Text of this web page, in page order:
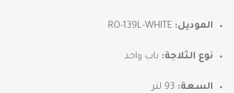
الموديل:
نوع الثلاجة: باب واحد
السعة: